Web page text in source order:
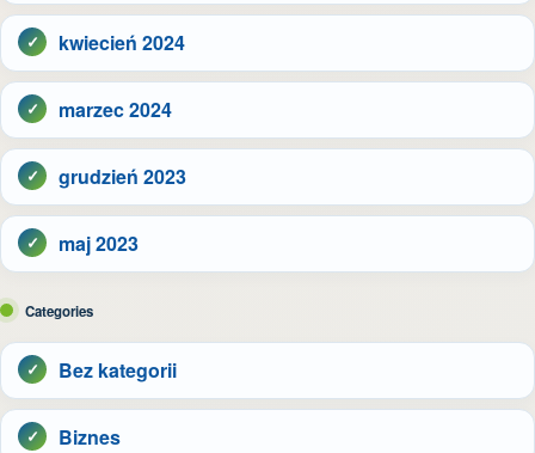
kwiecień 2024
marzec 2024
grudzień 2023
maj 2023
Categories
Bez kategorii
Biznes